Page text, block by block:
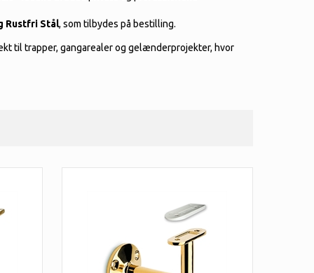
Rustfri Stål, som tilbydes på bestilling.
til trapper, gangarealer og gelænderprojekter, hvor